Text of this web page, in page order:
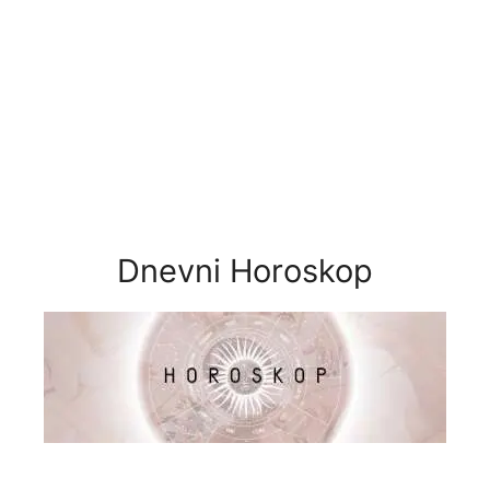
Dnevni Horoskop